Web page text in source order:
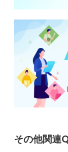
その他関連